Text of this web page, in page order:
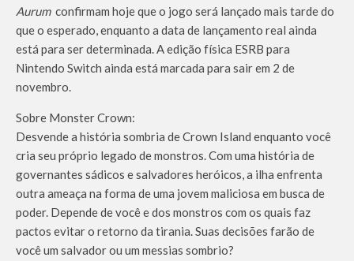
Aurumconfirmam hoje que o jogo será lançado mais tarde do
que o esperado, enquanto a data de lançamento real ainda
está para ser determinada. A edição física ESRB para
Nintendo Switch ainda está marcada para sair em 2 de
novembro.
Sobre Monster Crown:
Desvende a história sombria de Crown Island enquanto você
cria seu próprio legado de monstros. Com uma história de
governantes sádicos e salvadores heróicos, a ilha enfrenta
outra ameaça na forma de uma jovem maliciosa em busca de
poder. Depende de você e dos monstros com os quais faz
pactos evitar o retorno da tirania. Suas decisões farão de
você um salvador ou um messias sombrio?